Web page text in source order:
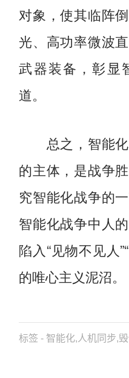
对象，使其临阵
光、高功率微波
武器装备，彰显
道。
总之，智能化
的主体，是战争
究智能化战争的
智能化战争中人
陷入“见物不见人
的唯心主义泥沼。
标签 - 智能化,人机同步,